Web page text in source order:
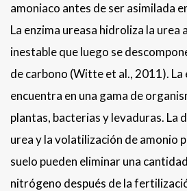
amoniaco antes de ser asimilada
La enzima ureasa hidroliza la urea
inestable que luego se
de carbono (Witte et al., 2011). La
encuentra en una gama de
plantas, bacterias y levaduras. La
urea y la volatilización de amonio
suelo pueden eliminar una
nitrógeno después de la